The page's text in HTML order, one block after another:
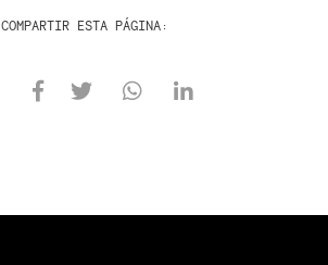
COMPARTIR ESTA PÁGINA: